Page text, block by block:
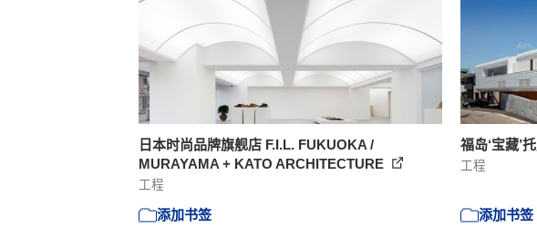
日本时尚品牌旗舰店 F.I.L. FUKUOKA /
MURAYAMA + KATO ARCHITECTURE
工程
添加书签
福岛‘宝藏’
工程
添加书签